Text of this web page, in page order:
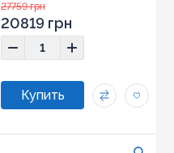
27759 грн
20819 грн